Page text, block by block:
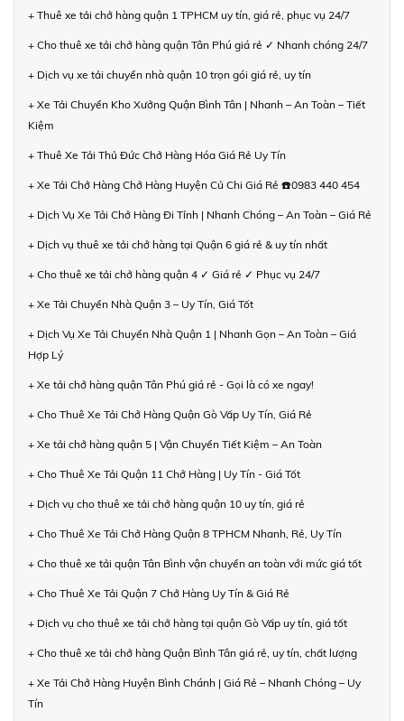
+ Thuê xe tải chở hàng quận 1 TPHCM uy tín, giá rẻ, phục vụ 24/7
+ Cho thuê xe tải chở hàng quận Tân Phú giá rẻ ✓ Nhanh chóng 24/7
+ Dịch vụ xe tải chuyển nhà quận 10 trọn gói giá rẻ, uy tín
+ Xe Tải Chuyển Kho Xưởng Quận Bình Tân | Nhanh – An Toàn – Tiết
Kiệm
+ Thuê Xe Tải Thủ Đức Chở Hàng Hóa Giá Rẻ Uy Tín
+ Xe Tải Chở Hàng Chở Hàng Huyện Củ Chi Giá Rẻ ☎️0983 440 454
+ Dịch Vụ Xe Tải Chở Hàng Đi Tỉnh | Nhanh Chóng – An Toàn – Giá Rẻ
+ Dịch vụ thuê xe tải chở hàng tại Quận 6 giá rẻ & uy tín nhất
+ Cho thuê xe tải chở hàng quận 4 ✓ Giá rẻ ✓ Phục vụ 24/7
+ Xe Tải Chuyển Nhà Quận 3 – Uy Tín, Giá Tốt
+ Dịch Vụ Xe Tải Chuyển Nhà Quận 1 | Nhanh Gọn – An Toàn – Giá
Hợp Lý
+ Xe tải chở hàng quận Tân Phú giá rẻ - Gọi là có xe ngay!
+ Cho Thuê Xe Tải Chở Hàng Quận Gò Vấp Uy Tín, Giá Rẻ
+ Xe tải chở hàng quận 5 | Vận Chuyển Tiết Kiệm – An Toàn
+ Cho Thuê Xe Tải Quận 11 Chở Hàng | Uy Tín - Giá Tốt
+ Dịch vụ cho thuê xe tải chở hàng quận 10 uy tín, giá rẻ
+ Cho Thuê Xe Tải Chở Hàng Quận 8 TPHCM Nhanh, Rẻ, Uy Tín
+ Cho thuê xe tải quận Tân Bình vận chuyển an toàn với mức giá tốt
+ Cho Thuê Xe Tải Quận 7 Chở Hàng Uy Tín & Giá Rẻ
+ Dịch vụ cho thuê xe tải chở hàng tại quận Gò Vấp uy tín, giá tốt
+ Cho thuê xe tải chở hàng Quận Bình Tân giá rẻ, uy tín, chất lượng
+ Xe Tải Chở Hàng Huyện Bình Chánh | Giá Rẻ – Nhanh Chóng – Uy
Tín